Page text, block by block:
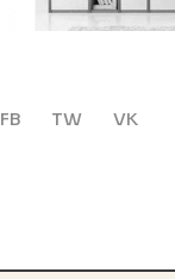
FB TW VK